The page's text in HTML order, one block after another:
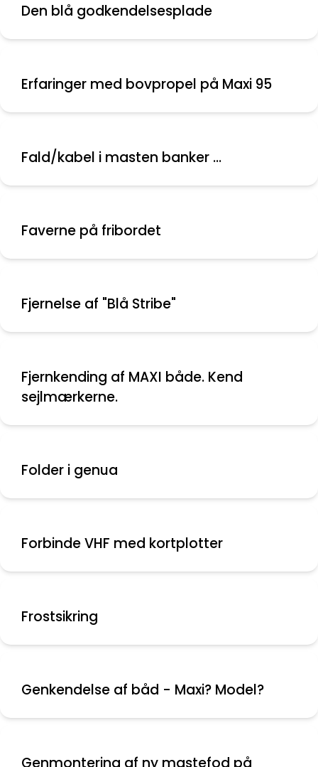
Den blå godkendelsesplade
Erfaringer med bovpropel på Maxi 95
Fald/kabel i masten banker ...
Faverne på fribordet
Fjernelse af "Blå Stribe"
Fjernkending af MAXI både. Kend
sejlmærkerne.
Folder i genua
Forbinde VHF med kortplotter
Frostsikring
Genkendelse af båd - Maxi? Model?
Genmontering af ny mastefod på